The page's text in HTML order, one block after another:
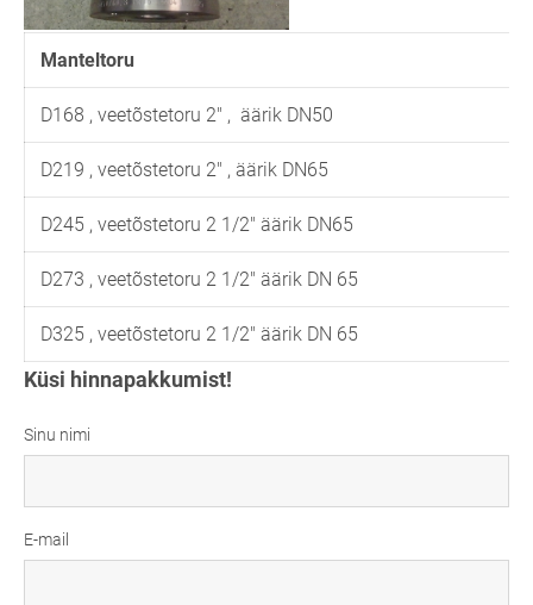
Manteltoru
D168 , veetõstetoru 2" , äärik DN50
D219 , veetõstetoru 2" , äärik DN65
D245 , veetõstetoru 2 1/2" äärik DN65
D273 , veetõstetoru 2 1/2" äärik DN 65
D325 , veetõstetoru 2 1/2" äärik DN 65
Küsi hinnapakkumist!
Sinu nimi
E-mail